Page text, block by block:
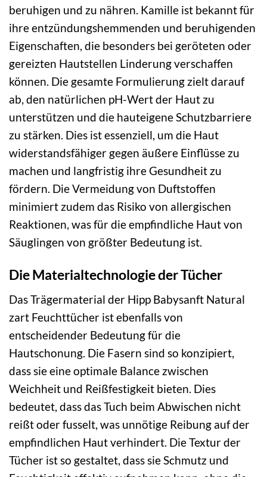
beruhigen und zu nähren. Kamille ist bekannt für
ihre entzündungshemmenden und beruhigenden
Eigenschaften, die besonders bei geröteten oder
gereizten Hautstellen Linderung verschaffen
können. Die gesamte Formulierung zielt darauf
ab, den natürlichen pH-Wert der Haut zu
unterstützen und die hauteigene Schutzbarriere
zu stärken. Dies ist essenziell, um die Haut
widerstandsfähiger gegen äußere Einflüsse zu
machen und langfristig ihre Gesundheit zu
fördern. Die Vermeidung von Duftstoffen
minimiert zudem das Risiko von allergischen
Reaktionen, was für die empfindliche Haut von
Säuglingen von größter Bedeutung ist.
Die Materialtechnologie der Tücher
Das Trägermaterial der Hipp Babysanft Natural
zart Feuchttücher ist ebenfalls von
entscheidender Bedeutung für die
Hautschonung. Die Fasern sind so konzipiert,
dass sie eine optimale Balance zwischen
Weichheit und Reißfestigkeit bieten. Dies
bedeutet, dass das Tuch beim Abwischen nicht
reißt oder fusselt, was unnötige Reibung auf der
empfindlichen Haut verhindert. Die Textur der
Tücher ist so gestaltet, dass sie Schmutz und